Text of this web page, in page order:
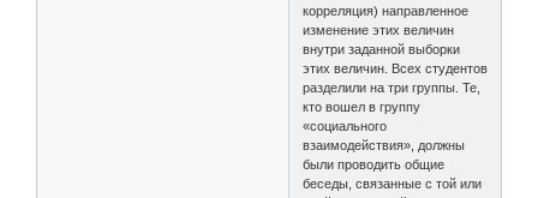
корреляция) направленное
изменение этих величин
внутри заданной выборки
этих величин. Всех студентов
разделили на три группы. Те,
кто вошел в группу
«социального
взаимодействия», должны
были проводить общие
беседы, связанные с той или